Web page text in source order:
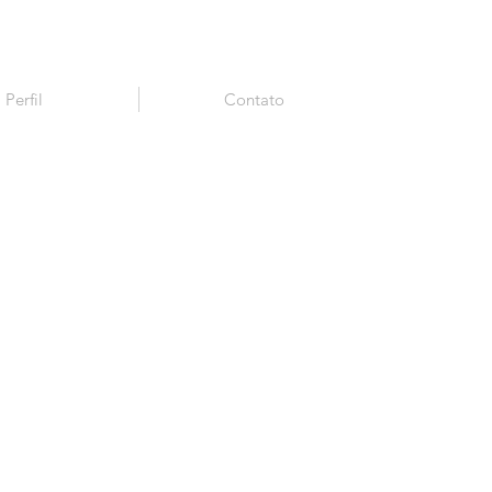
Perfil Contato